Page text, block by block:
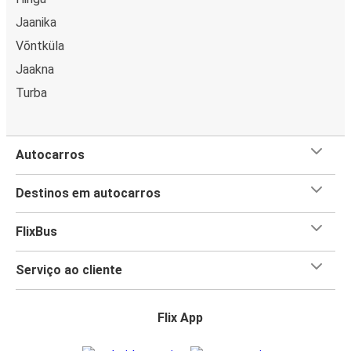
Jaanika
Võntküla
Jaakna
Turba
Autocarros
Destinos em autocarros
FlixBus
Serviço ao cliente
Flix App